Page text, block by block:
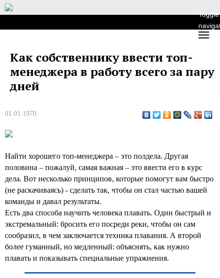
Toggle
Как собственнику ввести топ-
менеджера в работу всего за пару
дней
01.01.1970
Найти хорошего топ-менеджера – это полдела. Другая
половина – пожалуй, самая важная – это ввести его в курс
дела. Вот несколько принципов, которые помогут вам быстро
(не раскачиваясь) - сделать так, чтобы он стал частью вашей
команды и давал результаты.
Есть два способа научить человека плавать. Один быстрый и
экстремальный: бросить его посреди реки, чтобы он сам
сообразил, в чем заключается техника плавания. А второй
более гуманный, но медленный: объяснять, как нужно
плавать и показывать специальные упражнения.